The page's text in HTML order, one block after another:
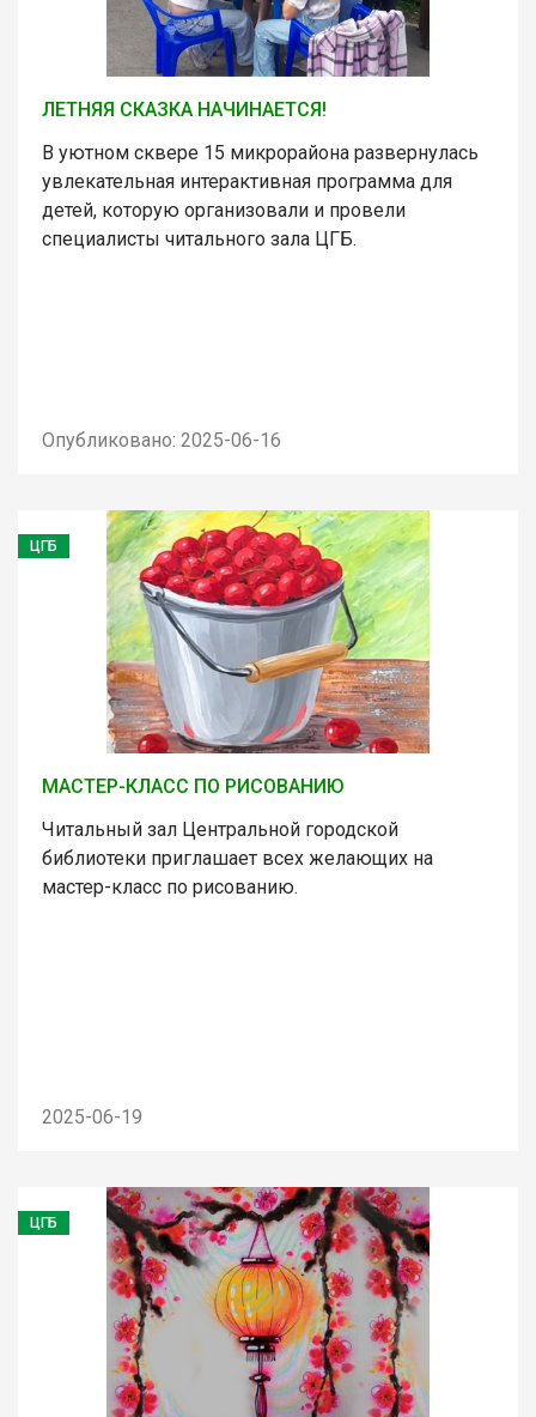
ЛЕТНЯЯ СКАЗКА НАЧИНАЕТСЯ!
В уютном сквере 15 микрорайона развернулась
увлекательная интерактивная программа для
детей, которую организовали и провели
специалисты читального зала ЦГБ.
Опубликовано: 2025-06-16
ЦГБ
МАСТЕР-КЛАСС ПО РИСОВАНИЮ
Читальный зал Центральной городской
библиотеки приглашает всех желающих на
мастер-класс по рисованию.
2025-06-19
ЦГБ